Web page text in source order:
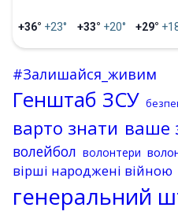
+36° +23° +33° +20° +29°
#Залишайся_живим
Генштаб ЗСУ
варто знати ваше
волейбол волонтери
вірші народжені війною
генеральний